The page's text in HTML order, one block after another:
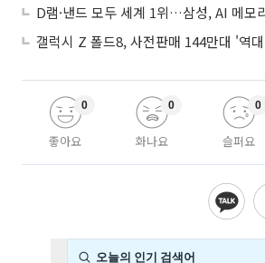
좋아요
0
화나요
0
슬퍼요
0